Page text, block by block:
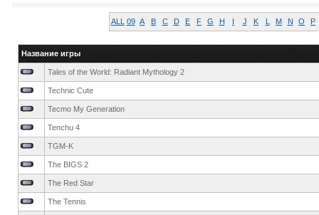
ALL 09 A B C D E F G H I J K L M N O P
Название игры
Tales of the World: Radiant Mythology 2
Technic Cute
Tecmo My Generation
Tenchu 4
TGM-K
The BIGS 2
The Red Star
The Tennis